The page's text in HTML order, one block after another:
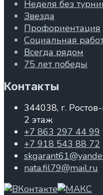
Неделя без
Звезда
Профориентация
Социальная
Всегда рядом
75 лет победы
Контакты
344038, г.
2 этаж
+7 863 297 44 99
+7 918 543 88 72
nata.fil79@mail.ru